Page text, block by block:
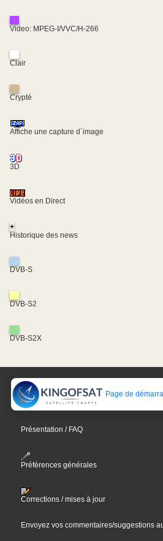
Video: MPEG-I/VVC/H-266
Clair
Crypté
Affiche une capture d´image
3D
Vidéos en Direct
+
Historique des news
DVB-S
DVB-S2
DVB-S2X
Page de
Présentation / FAQ
Préférences générales
Corrections / mises à jour
Envoyez vos commentaires/suggestions